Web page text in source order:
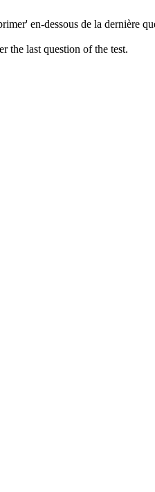
en-dessous de la dernière
the last question of the test.